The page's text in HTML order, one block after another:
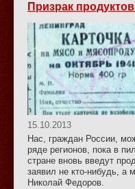
Призрак
15.10.2013
Нас, граждан России,
ряде регионов, пока в
стране вновь введут
заявил не кто-нибудь, а
Николай Федоров.